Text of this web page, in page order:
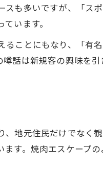
さも重要ポイント
法を徹底比較
に与える影響
徴を徹底比較
りポイント解説
も多いですが、「ス
います。
ことにもなり、「有
話は新規客の興味を
地元住民だけでなく
す。焼肉エスケープ